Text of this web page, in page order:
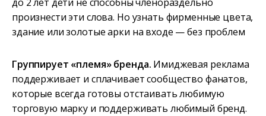
произнести эти слова. Но узнать фирменные цвета,
здание или золотые арки на входе — без проблем
Группирует «племя» бренда. Имиджевая реклама
поддерживает и сплачивает сообщество фанатов,
которые всегда готовы отстаивать любимую
торговую марку и поддерживать любимый бренд.